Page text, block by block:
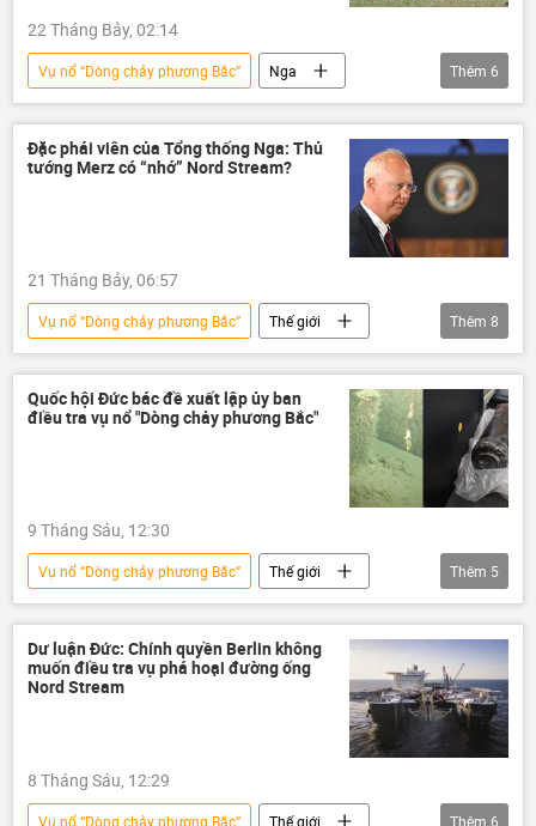
22 Tháng Bảy, 02:14
Vụ nổ “Dòng chảy phương Bắc”
Nga
Dòng chảy phương Bắc-2
Ukraina
Đức
Thế giới
Kiev
Dmitry Peskov
Thêm 6
Đặc phái viên của Tổng thống Nga: Thủ
tướng Merz có “nhớ” Nord Stream?
21 Tháng Bảy, 06:57
Vụ nổ “Dòng chảy phương Bắc”
Thế giới
Nga
Dòng chảy phương Bắc-2
Friedrich Merz
Châu Âu
khí đốt
Vladimir Putin
Đan Mạch
Thêm 8
Quốc hội Đức bác đề xuất lập ủy ban
điều tra vụ nổ "Dòng chảy phương Bắc"
9 Tháng Sáu, 12:30
Vụ nổ “Dòng chảy phương Bắc”
Thế giới
Nga
Đức
khí đốt
Đan Mạch
Thụy Điển
Thêm 5
Dư luận Đức: Chính quyền Berlin không
muốn điều tra vụ phá hoại đường ống
Nord Stream
8 Tháng Sáu, 12:29
Vụ nổ “Dòng chảy phương Bắc” Thế giới Thêm 6